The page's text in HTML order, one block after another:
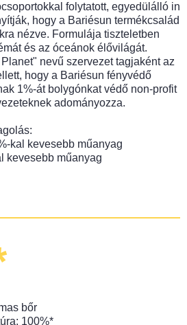
folytatott, egyedülálló in
hogy a Bariésun termékcsalád
nézve. Formulája tiszteletben
és az óceánok élővilágát.
nevű szervezet tagjaként az
hogy a Bariésun fényvédő
1%-át bolygónkat védő non-profit
adományozza.
kal kevesebb műanyag
kevesebb műanyag
bőr
100%*